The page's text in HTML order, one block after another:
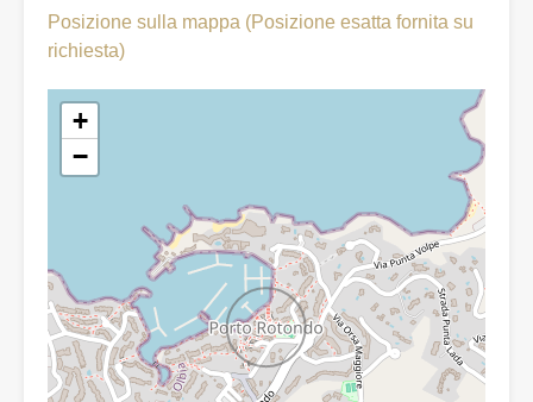
Posizione sulla mappa (Posizione esatta fornita su
richiesta)
+
−